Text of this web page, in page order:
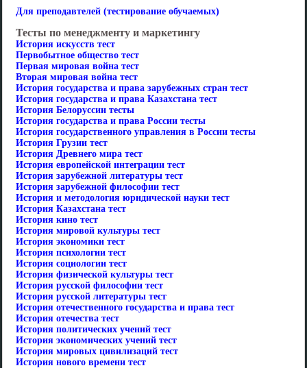
Для преподавтелей (тестирование обучаемых)
Тесты по менеджменту и маркетингу
История искусств тест
Первобытное общество тест
Первая мировая война тест
Вторая мировая война тест
История государства и права зарубежных стран тест
История государства и права Казахстана тест
История Белоруссии тесты
История государства и права России тесты
История государственного управления в России тесты
История Грузии тест
История Древнего мира тест
История европейской интеграции тест
История зарубежной литературы тест
История зарубежной философии тест
История и методология юридической науки тест
История Казахстана тест
История кино тест
История мировой культуры тест
История экономики тест
История психологии тест
История социологии тест
История физической культуры тест
История русской философии тест
История русской литературы тест
История отечественного государства и права тест
История отечества тест
История политических учений тест
История экономических учений тест
История мировых цивилизаций тест
История нового времени тест